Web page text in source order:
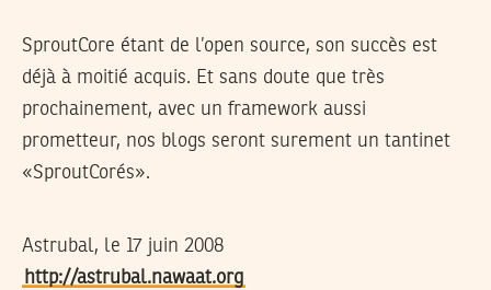
SproutCore étant de l’open source, son succès est
déjà à moitié acquis. Et sans doute que très
prochainement, avec un framework aussi
prometteur, nos blogs seront surement un tantinet
«SproutCorés».
Astrubal, le 17 juin 2008
http://astrubal.nawaat.org